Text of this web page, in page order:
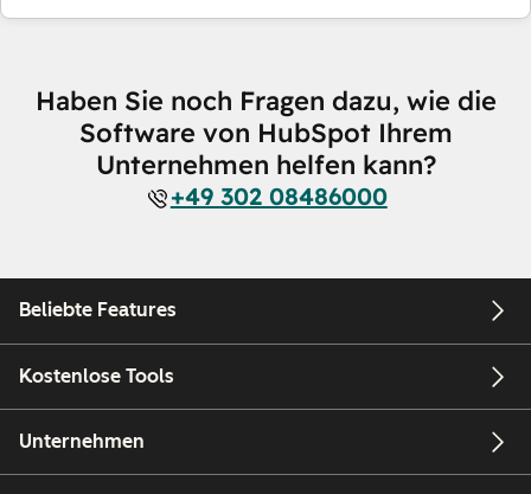
Haben Sie noch Fragen dazu, wie die
Software von HubSpot Ihrem
Unternehmen helfen kann?
+49 302 08486000
Beliebte Features
Kostenlose Tools
Unternehmen